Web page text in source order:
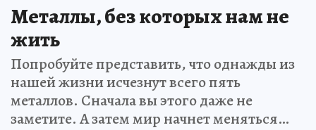
Металлы, без которых нам не
жить
Попробуйте представить, что однажды из
нашей жизни исчезнут всего пять
металлов. Сначала вы этого даже не
заметите. А затем мир начнет меняться…